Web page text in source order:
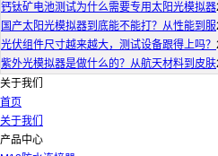
钙钛矿电池测试为什么需要专用太阳光模拟器
国产太阳光模拟器到底能不能打？从性能到服
光伏组件尺寸越来越大，测试设备跟得上吗？
紫外光模拟器是做什么的？从航天材料到皮肤
关于我们
首页
关于我们
产品中心